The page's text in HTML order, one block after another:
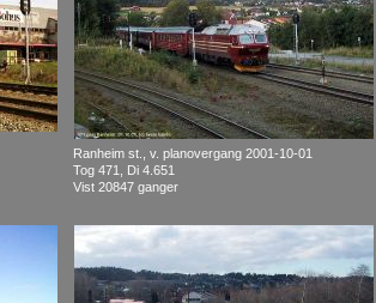
Ranheim st., v. planovergang 2001-10-01
Tog 471, Di 4.651
Vist 20847 ganger